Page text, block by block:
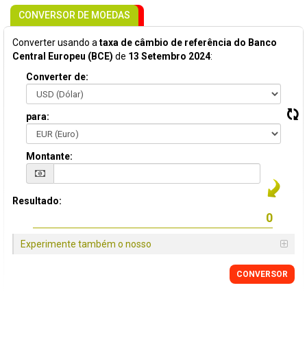
CONVERSOR DE MOEDAS
Converter usando a taxa de câmbio de referência do Banco
Central Europeu (BCE) de 13 Setembro 2024:
Converter de:
para:
Montante:
Resultado:
Experimente também o nosso
CONVERSOR